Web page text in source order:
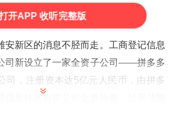
打开APP 收听完整版
安新区的消息不胫而走。工商登记信息
司新设立了一家全资子公司——拼多多
司，注册资本达5亿元人民币，由拼多